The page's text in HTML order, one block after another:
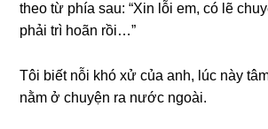
theo từ phía ѕau: “Xin lỗi em, có lẽ
phải trì hoãn rồi…”
Tôi biết nỗi khó xử của anh, lúc này
nằm ở chuyện ra nước ngoài.